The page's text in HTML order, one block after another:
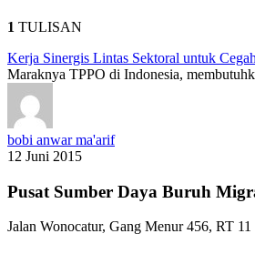
1 TULISAN
Kerja Sinergis Lintas Sektoral untuk
Maraknya TPPO di Indonesia,
bobi anwar ma'arif
12 Juni 2015
Pusat Sumber Daya Buruh
Jalan Wonocatur, Gang Menur 456, RT